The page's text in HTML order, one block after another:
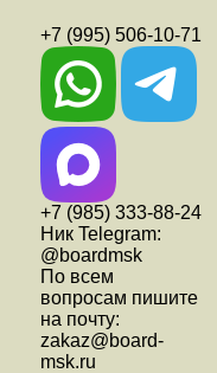
+7 (995) 506-10-71
+7 (985) 333-88-24
Ник Telegram:
@boardmsk
По всем
вопросам пишите
на почту:
zakaz@board-
msk.ru